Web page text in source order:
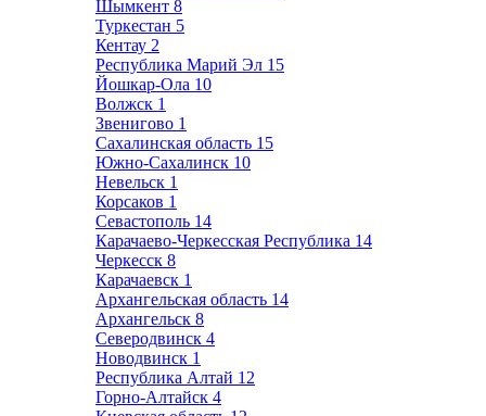
Шымкент 8
Туркестан 5
Кентау 2
Республика Марий Эл 15
Йошкар-Ола 10
Волжск 1
Звенигово 1
Сахалинская область 15
Южно-Сахалинск 10
Невельск 1
Корсаков 1
Севастополь 14
Карачаево-Черкесская Республика 14
Черкесск 8
Карачаевск 1
Архангельская область 14
Архангельск 8
Северодвинск 4
Новодвинск 1
Республика Алтай 12
Горно-Алтайск 4